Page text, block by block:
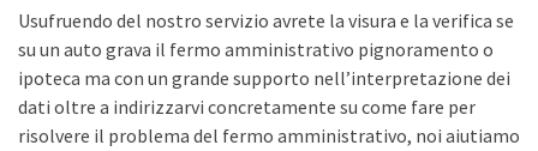
Usufruendo del nostro servizio avrete la visura e la verifica se
su un auto grava il fermo amministrativo pignoramento o
ipoteca ma con un grande supporto nell’interpretazione dei
dati oltre a indirizzarvi concretamente su come fare per
risolvere il problema del fermo amministrativo, noi aiutiamo